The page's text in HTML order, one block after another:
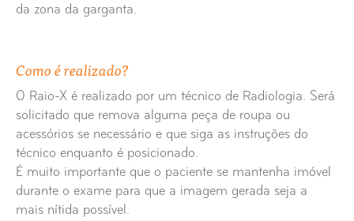
Raio-X Articulação Externo Clavicular
Raio-X Articulação Temporo-Maxilar
Raio-X Articulações Sacro Ilíacas
Raio-X Bacia
da zona da garganta.
Como é realizado?
O Raio-X é realizado por um técnico de Radiologia. Será
solicitado que remova alguma peça de roupa ou
acessórios se necessário e que siga as instruções do
técnico enquanto é posicionado.
É muito importante que o paciente se mantenha imóvel
durante o exame para que a imagem gerada seja a
mais nítida possível.